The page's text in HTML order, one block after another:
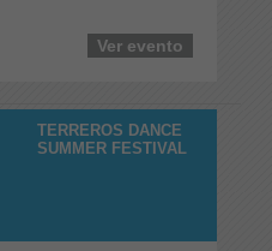
Ver evento
TERREROS DANCE
SUMMER FESTIVAL